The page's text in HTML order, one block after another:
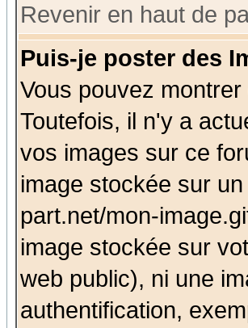
Revenir en haut de
Puis-je poster des
Vous pouvez
Toutefois, il n'y a
vos images sur ce
image stockée sur
part.net/mon-
image stockée sur
web public), ni une
authentification,